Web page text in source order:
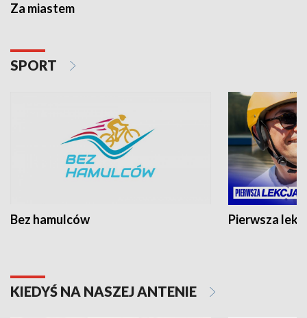
Za miastem
SPORT
Bez hamulców Pierwsza
KIEDYŚ NA NASZEJ ANTENIE